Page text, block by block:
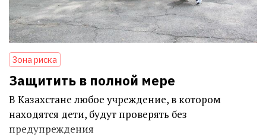
Зона риска
Защитить в полной мере
В Казахстане любое учреждение, в котором
находятся дети, будут проверять без
предупреждения